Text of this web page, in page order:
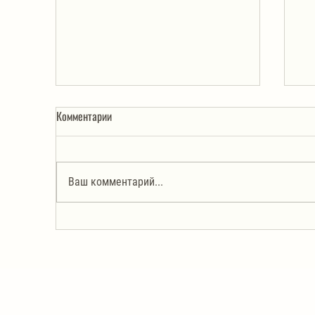
Курица с абрикосами
Комментарии
Ваш комментарий...